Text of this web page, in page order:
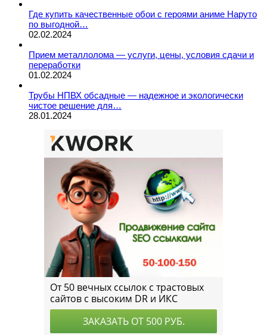
Где купить качественные обои с героями аниме Наруто
по выгодной…
02.02.2024
Прием металлолома — услуги, цены, условия сдачи и
переработки
01.02.2024
Трубы НПВХ обсадные — надежное и экологически
чистое решение для…
28.01.2024